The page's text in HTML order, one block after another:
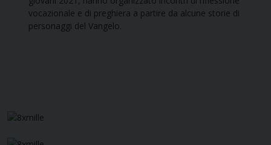
vocazionale e di preghiera a partire da alcune storie di
personaggi del Vangelo.